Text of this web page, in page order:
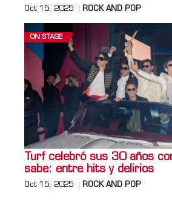
Oct 15, 2025 ROCK AND POP
ON STAGE
Turf celebró sus 30 años
sabe: entre hits y delirios
Oct 15, 2025 ROCK AND POP